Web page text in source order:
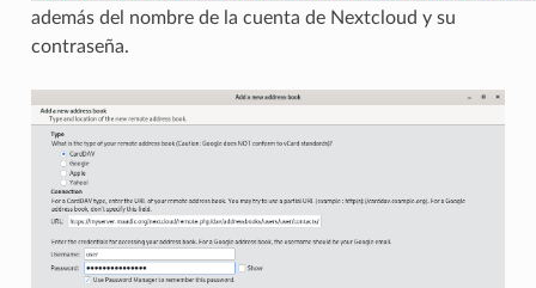
además del nombre de la cuenta de Nextcloud y su
contraseña.